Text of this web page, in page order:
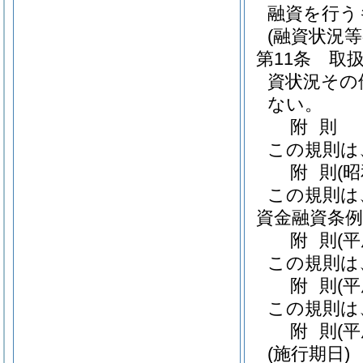
融資を行
(融資状況
第11条
取
資状況そ
ない。
附 則
この規則
附 則 (
この規則
資金融資条
附 則 (
この規則
附 則 (
この規則
附 則 (
(施行期日)